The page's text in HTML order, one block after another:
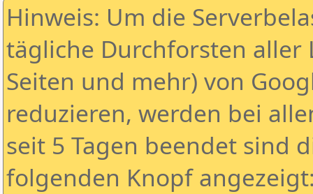
Hinweis: Um die
tägliche Durchforsten aller
Seiten und mehr) von
reduzieren, werden bei
seit 5 Tagen beendet sind
folgenden Knopf